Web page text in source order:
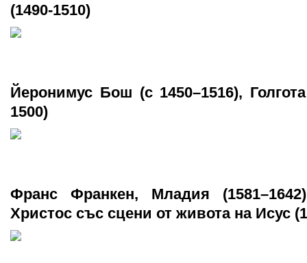
(1490-1510)
Йеронимус Бош (c 1450–1516),
1500)
Франс Франкен, Младия
Христос със сцени от живота на Исус